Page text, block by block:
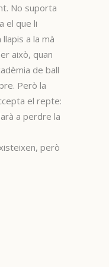
No suporta
el que li
a la mà
això, quan
de ball
Però la
el repte:
a perdre la
però